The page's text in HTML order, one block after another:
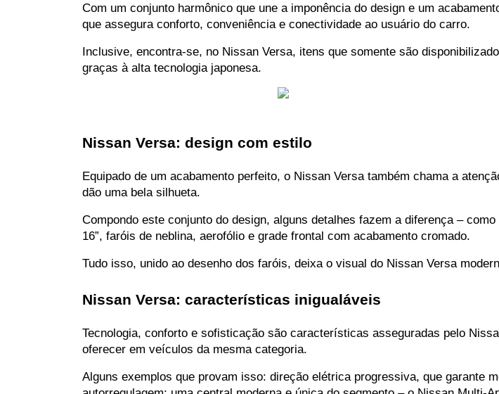
Com um conjunto harmônico que une a imponência do design e um
que assegura conforto, conveniência e conectividade ao usuário do carro.
Inclusive, encontra-se, no Nissan Versa, itens que somente são
graças à alta tecnologia japonesa.
Nissan Versa: design com estilo
Equipado de um acabamento perfeito, o Nissan Versa também chama a
dão uma bela silhueta.
Compondo este conjunto do design, alguns detalhes fazem a diferença –
16”, faróis de neblina, aerofólio e grade frontal com acabamento cromado.
Tudo isso, unido ao desenho dos faróis, deixa o visual do Nissan Versa
Nissan Versa: características inigualáveis
Tecnologia, conforto e sofisticação são características asseguradas pelo
oferecer em veículos da mesma categoria.
Alguns exemplos que provam isso: direção elétrica progressiva, que garante